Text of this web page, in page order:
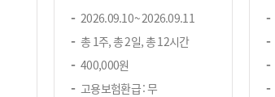
2026.09.10 ~ 2026.09.11
총 1주, 총 2일, 총 12시간
400,000원
고용보험환급 : 무